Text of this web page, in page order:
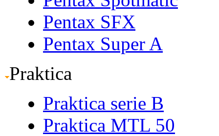
Pentax SFX
Pentax Super A
Praktica
Praktica serie B
Praktica MTL 50